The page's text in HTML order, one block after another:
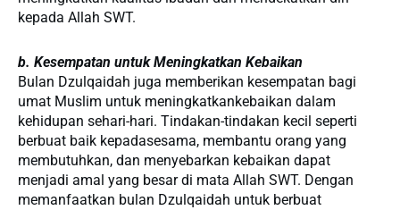
kepada Allah SWT.
b. Kesempatan untuk Meningkatkan Kebaikan
Bulan Dzulqaidah juga memberikan kesempatan bagi
umat Muslim untuk meningkatkankebaikan dalam
kehidupan sehari-hari. Tindakan-tindakan kecil seperti
berbuat baik kepadasesama, membantu orang yang
membutuhkan, dan menyebarkan kebaikan dapat
menjadi amal yang besar di mata Allah SWT. Dengan
memanfaatkan bulan Dzulqaidah untuk berbuat